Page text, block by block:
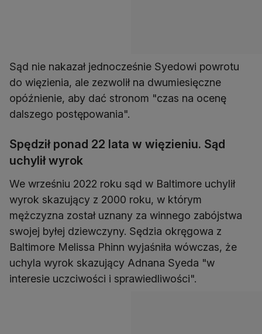
Sąd nie nakazał jednocześnie Syedowi powrotu
do więzienia, ale zezwolił na dwumiesięczne
opóźnienie, aby dać stronom "czas na ocenę
dalszego postępowania".
Spędził ponad 22 lata w więzieniu. Sąd
uchylił wyrok
We wrześniu 2022 roku sąd w Baltimore uchylił
wyrok skazujący z 2000 roku, w którym
mężczyzna został uznany za winnego zabójstwa
swojej byłej dziewczyny. Sędzia okręgowa z
Baltimore Melissa Phinn wyjaśniła wówczas, że
uchyla wyrok skazujący Adnana Syeda "w
interesie uczciwości i sprawiedliwości".